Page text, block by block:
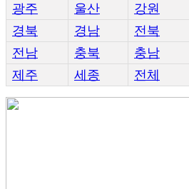
광주
울산
강원
경북
경남
전북
전남
충북
충남
제주
세종 전체